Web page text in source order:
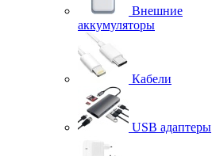
Внешние
аккумуляторы
Кабели
USB адаптеры